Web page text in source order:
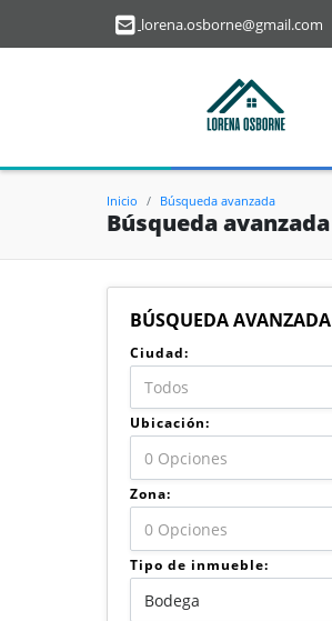
lorena.osborne@gmail.com
Inicio Búsqueda avanzada
Búsqueda avanzada
BÚSQUEDA AVANZADA
Ciudad:
Todos
Ubicación:
0 Opciones
Zona:
0 Opciones
Tipo de inmueble:
Bodega